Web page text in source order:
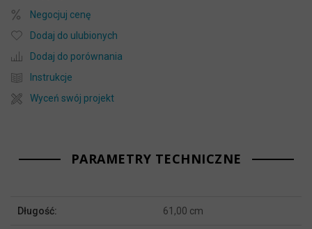
Negocjuj cenę
Dodaj do ulubionych
Dodaj do porównania
Instrukcje
Wyceń swój projekt
PARAMETRY TECHNICZNE
Długość: 61,00 cm